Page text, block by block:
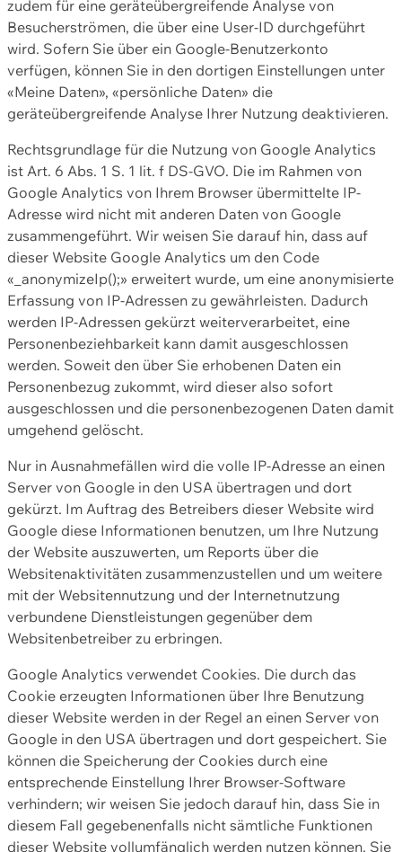
zudem für eine geräteübergreifende Analyse von
Besucherströmen, die über eine User-ID durchgeführt
wird. Sofern Sie über ein Google-Benutzerkonto
verfügen, können Sie in den dortigen Einstellungen unter
«Meine Daten», «persönliche Daten» die
geräteübergreifende Analyse Ihrer Nutzung deaktivieren.
Rechtsgrundlage für die Nutzung von Google Analytics
ist Art. 6 Abs. 1 S. 1 lit. f DS-GVO. Die im Rahmen von
Google Analytics von Ihrem Browser übermittelte IP-
Adresse wird nicht mit anderen Daten von Google
zusammengeführt. Wir weisen Sie darauf hin, dass auf
dieser Website Google Analytics um den Code
«_anonymizeIp();» erweitert wurde, um eine anonymisierte
Erfassung von IP-Adressen zu gewährleisten. Dadurch
werden IP-Adressen gekürzt weiterverarbeitet, eine
Personenbeziehbarkeit kann damit ausgeschlossen
werden. Soweit den über Sie erhobenen Daten ein
Personenbezug zukommt, wird dieser also sofort
ausgeschlossen und die personenbezogenen Daten damit
umgehend gelöscht.
Nur in Ausnahmefällen wird die volle IP-Adresse an einen
Server von Google in den USA übertragen und dort
gekürzt. Im Auftrag des Betreibers dieser Website wird
Google diese Informationen benutzen, um Ihre Nutzung
der Website auszuwerten, um Reports über die
Websitenaktivitäten zusammenzustellen und um weitere
mit der Websitennutzung und der Internetnutzung
verbundene Dienstleistungen gegenüber dem
Websitenbetreiber zu erbringen.
Google Analytics verwendet Cookies. Die durch das
Cookie erzeugten Informationen über Ihre Benutzung
dieser Website werden in der Regel an einen Server von
Google in den USA übertragen und dort gespeichert. Sie
können die Speicherung der Cookies durch eine
entsprechende Einstellung Ihrer Browser-Software
verhindern; wir weisen Sie jedoch darauf hin, dass Sie in
diesem Fall gegebenenfalls nicht sämtliche Funktionen
dieser Website vollumfänglich werden nutzen können. Sie